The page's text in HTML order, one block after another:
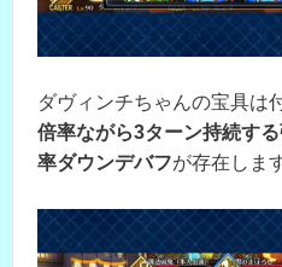
ダヴィンチちゃんの宝具は
倍率ながら3ターン持続す
率ダウンデバフが存在しま